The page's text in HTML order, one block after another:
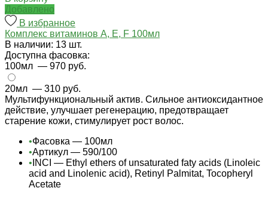
Добавлено
В избранное
Комплекс витаминов А, Е, F 100мл
В наличии: 13 шт.
Доступна фасовка:
100мл — 970 руб.
20мл — 310 руб.
Мультифункциональный актив. Сильное антиоксидантное
действие, улучшает регенерацию, предотвращает
старение кожи, стимулирует рост волос.
•Фасовка — 100мл
•Артикул — 590/100
• INCI — Ethyl ethers of unsaturated faty acids (Linoleic
acid and Linolenic acid), Retinyl Palmitat, Tocopheryl
Acetate